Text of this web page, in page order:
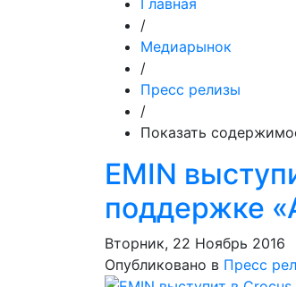
Главная
/
Медиарынок
/
Пресс релизы
/
Показать
EMIN
поддержке
Вторник, 22 Ноябрь 2016
Опубликовано в Пресс